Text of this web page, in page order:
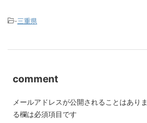
-三重県
comment
メールアドレスが公開されることはありま
る欄は必須項目です